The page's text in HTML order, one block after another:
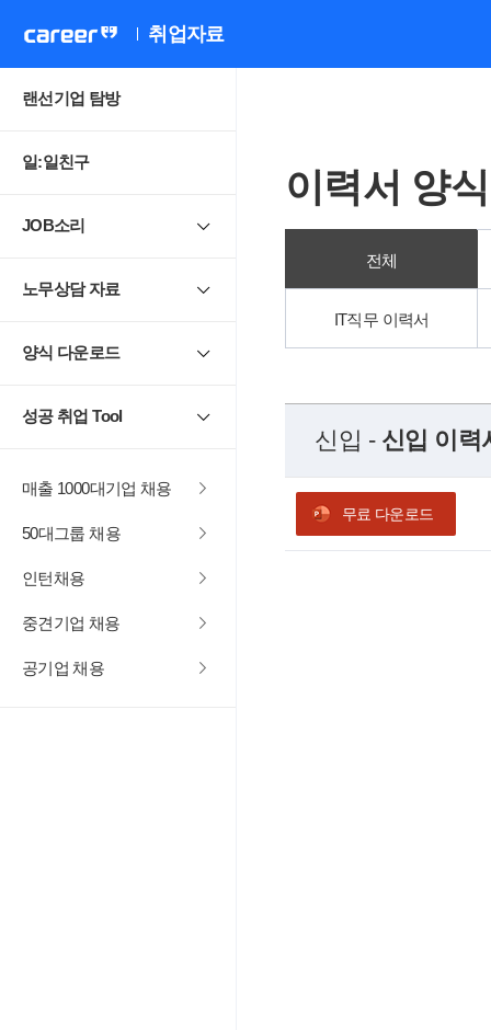
취업자료
랜선기업 탐방
일:일친구
JOB소리
노무상담 자료
양식 다운로드
성공 취업 Tool
매출 1000대기업 채용
50대그룹 채용
인턴채용
중견기업 채용
공기업 채용
이력서 양
전체
IT직무 이력서
신입 - 신입 이력
무료 다운로드